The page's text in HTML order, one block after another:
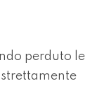
perduto le